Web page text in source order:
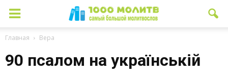
Главная Вера
90 псалом на українській